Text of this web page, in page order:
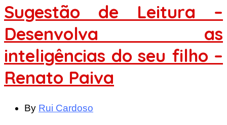
Sugestão de Leitura –
Desenvolva as
inteligências do seu filho –
Renato Paiva
By Rui Cardoso